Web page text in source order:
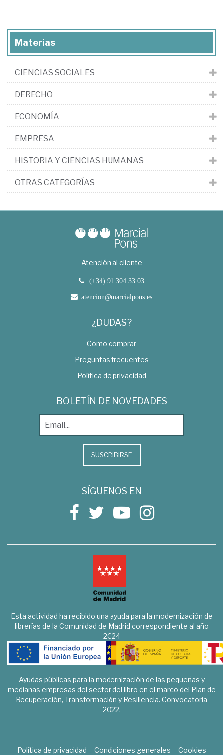
Materias
CIENCIAS SOCIALES
DERECHO
ECONOMÍA
EMPRESA
HISTORIA Y CIENCIAS HUMANAS
OTRAS CATEGORÍAS
Atención al cliente
(+34) 91 304 33 03
atencion@marcialpons.es
¿DUDAS?
Como comprar
Preguntas frecuentes
Política de privacidad
BOLETÍN DE NOVEDADES
SUSCRIBIRSE
SÍGUENOS EN
Esta actividad ha recibido una ayuda para la modernización de
librerías de la Comunidad de Madrid correspondiente al año
2024
Ayudas públicas para la modernización de las pequeñas y
medianas empresas del sector del libro en el marco del Plan de
Recuperación, Transformación y Resiliencia. Convocatoria
2022.
Política de privacidad Condiciones generales
Cookies